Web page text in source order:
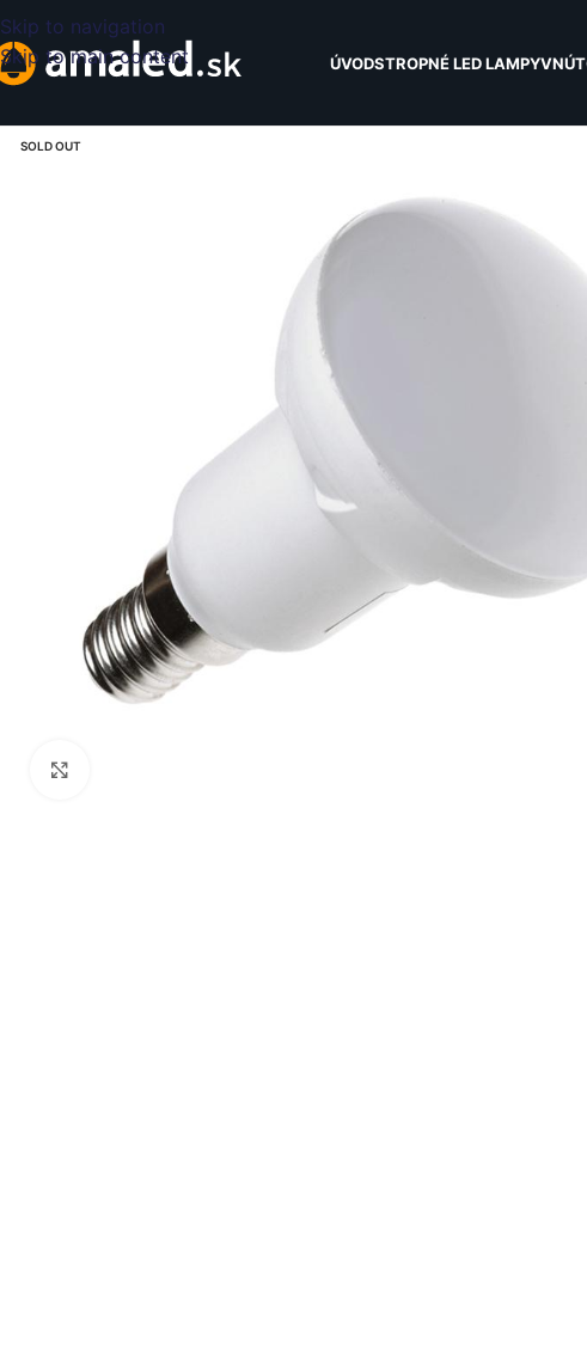
Skip to navigation
Skip to main content
ÚVODSTROPNÉ LED LAMPY
SOLD OUT